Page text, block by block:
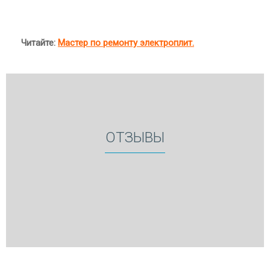
Читайте: Мастер по ремонту электроплит.
ОТЗЫВЫ